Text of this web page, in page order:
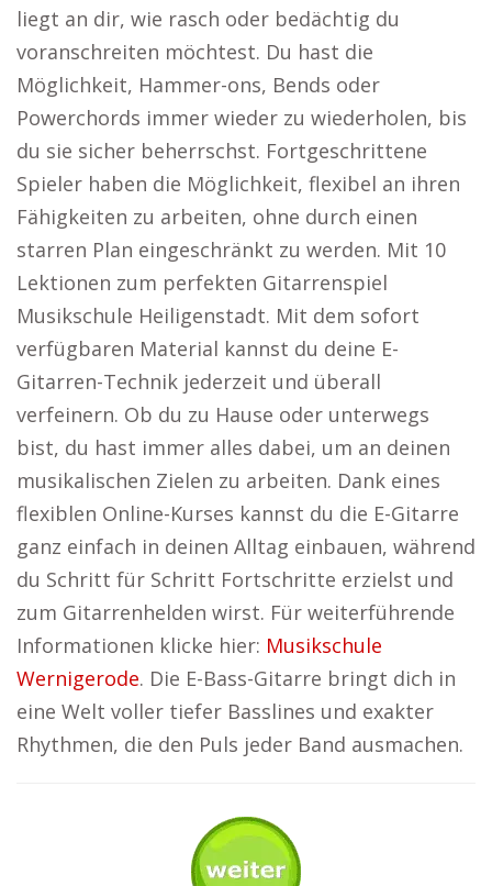
liegt an dir, wie rasch oder bedächtig du
voranschreiten möchtest. Du hast die
Möglichkeit, Hammer-ons, Bends oder
Powerchords immer wieder zu wiederholen, bis
du sie sicher beherrschst. Fortgeschrittene
Spieler haben die Möglichkeit, flexibel an ihren
Fähigkeiten zu arbeiten, ohne durch einen
starren Plan eingeschränkt zu werden. Mit 10
Lektionen zum perfekten Gitarrenspiel
Musikschule Heiligenstadt. Mit dem sofort
verfügbaren Material kannst du deine E-
Gitarren-Technik jederzeit und überall
verfeinern. Ob du zu Hause oder unterwegs
bist, du hast immer alles dabei, um an deinen
musikalischen Zielen zu arbeiten. Dank eines
flexiblen Online-Kurses kannst du die E-Gitarre
ganz einfach in deinen Alltag einbauen, während
du Schritt für Schritt Fortschritte erzielst und
zum Gitarrenhelden wirst. Für weiterführende
Informationen klicke hier: Musikschule
Wernigerode. Die E-Bass-Gitarre bringt dich in
eine Welt voller tiefer Basslines und exakter
Rhythmen, die den Puls jeder Band ausmachen.